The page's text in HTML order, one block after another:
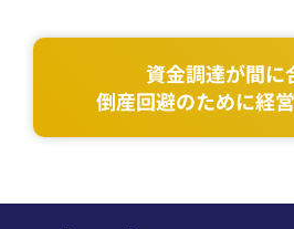
資金調達が間に
倒産回避のために経